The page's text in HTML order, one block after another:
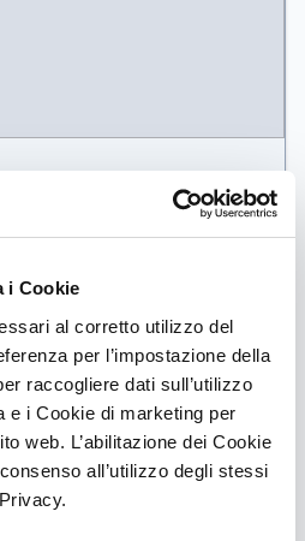
i Cookie
al corretto utilizzo del
per l’impostazione della
raccogliere dati sull’utilizzo
e i Cookie di marketing per
web. L’abilitazione dei Cookie
all’utilizzo degli stessi
Squp
di
e accede al
nel 2020, si aggiudica la
, la call per startup
e supportare le idee più
settore Retail.
Unicoop Tirreno, Doorway e
Squp per il suo progetto
di mercato.